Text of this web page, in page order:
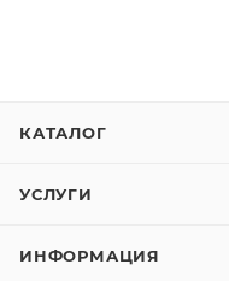
КАТАЛОГ
УСЛУГИ
ИНФОРМАЦИЯ